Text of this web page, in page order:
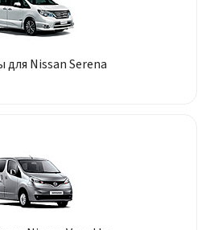
Nissan Serena